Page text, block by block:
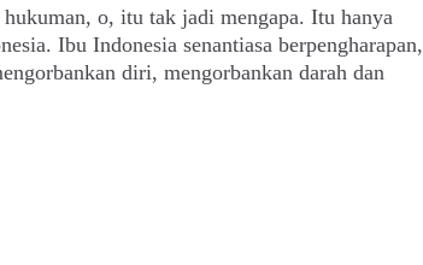
o, itu tak jadi mengapa. Itu hanya
Ibu Indonesia senantiasa berpengharapan,
diri, mengorbankan darah dan